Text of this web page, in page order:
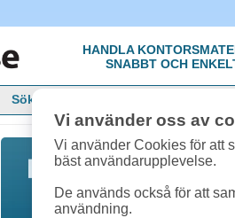
HANDLA
SNABBT OCH
Vi använder oss av
Vi använder Cookies för att
bäst användarupplevelse.
De används också för att
användning.